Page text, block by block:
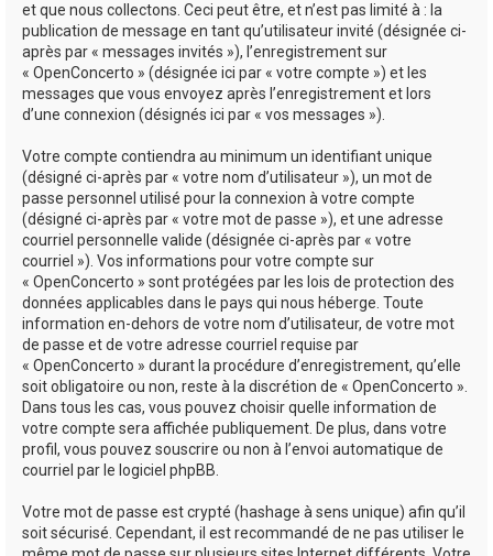
et que nous collectons. Ceci peut être, et n’est pas limité à : la
publication de message en tant qu’utilisateur invité (désignée ci-
après par « messages invités »), l’enregistrement sur
« OpenConcerto » (désignée ici par « votre compte ») et les
messages que vous envoyez après l’enregistrement et lors
d’une connexion (désignés ici par « vos messages »).
Votre compte contiendra au minimum un identifiant unique
(désigné ci-après par « votre nom d’utilisateur »), un mot de
passe personnel utilisé pour la connexion à votre compte
(désigné ci-après par « votre mot de passe »), et une adresse
courriel personnelle valide (désignée ci-après par « votre
courriel »). Vos informations pour votre compte sur
« OpenConcerto » sont protégées par les lois de protection des
données applicables dans le pays qui nous héberge. Toute
information en-dehors de votre nom d’utilisateur, de votre mot
de passe et de votre adresse courriel requise par
« OpenConcerto » durant la procédure d’enregistrement, qu’elle
soit obligatoire ou non, reste à la discrétion de « OpenConcerto ».
Dans tous les cas, vous pouvez choisir quelle information de
votre compte sera affichée publiquement. De plus, dans votre
profil, vous pouvez souscrire ou non à l’envoi automatique de
courriel par le logiciel phpBB.
Votre mot de passe est crypté (hashage à sens unique) afin qu’il
soit sécurisé. Cependant, il est recommandé de ne pas utiliser le